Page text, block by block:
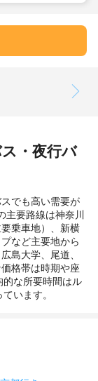
・夜行バ
でも高い需要が
主要路線は神奈川
乗車地）、新横
など主要地から
島大学、尾道、
格帯は時期や座
な所要時間はル
います。